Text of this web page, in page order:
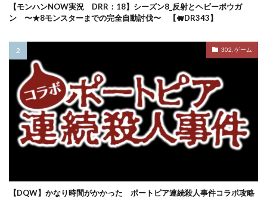
【モンハンNOW実況 DRR：18】シーズン8_反射とヘビーボウガ
ン 〜★8モンスターまでの完全自動討伐〜 【🐖DR343】
302. ゲーム
【DQW】かなり時間がかかった ポートピア連続殺人事件コラボ攻略